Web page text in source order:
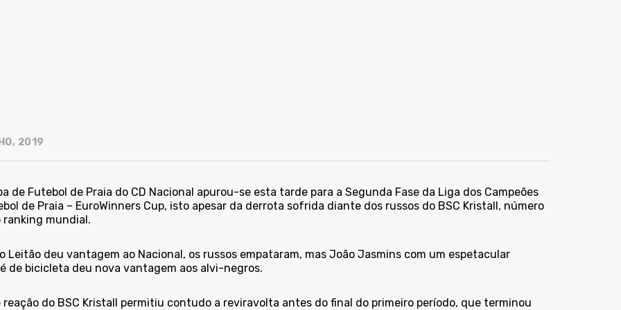
2019
de Futebol de Praia do CD Nacional apurou-se esta tarde para a Segunda Fase da Liga dos Campeões
de Praia – EuroWinners Cup, isto apesar da derrota sofrida diante dos russos do BSC Kristall, número
ranking mundial.
Leitão deu vantagem ao Nacional, os russos empataram, mas João Jasmins com um espetacular
de bicicleta deu nova vantagem aos alvi-negros.
do BSC Kristall permitiu contudo a reviravolta antes do final do primeiro período, que terminou